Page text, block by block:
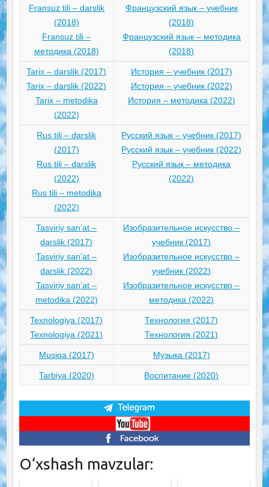
Fransuz tili – darslik
(2018)
Fransuz tili –
методика (2018)
Французский язык – учебник
(2018)
Французский язык – методика
(2018)
Tarix – darslik (2017)
Tarix – darslik (2022)
Tarix – metodika
(2022)
История – учебник (2017)
История – учебник (2022)
История – методика (2022)
Rus tili – darslik
(2017)
Rus tili – darslik
(2022)
Rus tili – metodika
(2022)
Русский язык – учебник (2017)
Русский язык – учебник (2022)
Русский язык – методика
(2022)
Tasviriy san’at –
darslik (2017)
Tasviriy san’at –
darslik (2022)
Tasviriy san’at –
metodika (2022)
Изобразительное искусство –
учебник (2017)
Изобразительное искусство –
учебник (2022)
Изобразительное искусство –
методика (2022)
Texnologiya (2017)
Texnologiya (2021)
Технология (2017)
Технология (2021)
Musiqa (2017) Музыка (2017)
Tarbiya (2020) Воспитание (2020)
O‘xshash mavzular: